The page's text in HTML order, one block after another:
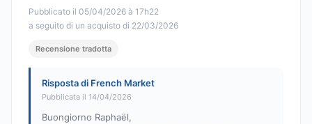
Pubblicato il 05/04/2026 à 17h22
a seguito di un acquisto di 22/03/2026
Recensione tradotta
Risposta di French Market
Pubblicata il 14/04/2026
Buongiorno Raphaël,